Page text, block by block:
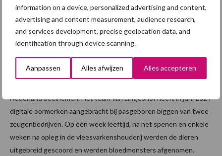
information on a device, personalized advertising and content,
advertising and content measurement, audience research,
and services development, precise geolocation data, and
identification through device scanning.
Aanpassen Alles afwijzen Alles accepteren
SINS tot aan de slacht
Op latere leeftijd werken de symptomen van SINS ook door, zelfs
tot aan de slacht. Om dit in kaart te brengen doet
Dierenartsenpraktijk Lintjeshof als één van de partners mee aan
het door de Europese Unie gefinancierde project Tailscan, waarin
Nederland deelnemen. Het team van Lintjeshof heeft in juni 2024
digitale oormerken aangebracht bij pasgeboren biggen van twee
zeugenbedrijven. Op één week leeftijd, na het spenen en enkele
weken na opleg in de vleesvarkenshouderij werden de dieren
uitgebreid gescoord en werden bloedmonsters afgenomen.